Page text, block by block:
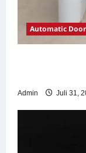
Automatic Door
Admin Juli 31,